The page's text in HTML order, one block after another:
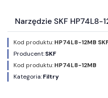
Narzędzie SKF HP74L8-
Kod produktu:HP74L8-12MB
Producent:SKF
Kod produktu:HP74L8-12MB
Kategoria:Filtry